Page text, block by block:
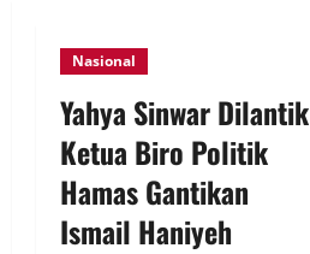
Nasional
Yahya Sinwar Dilantik
Ketua Biro Politik
Hamas Gantikan
Ismail Haniyeh